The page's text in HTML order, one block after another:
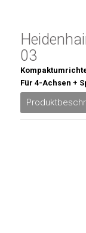
03
Für 4-Achsen +